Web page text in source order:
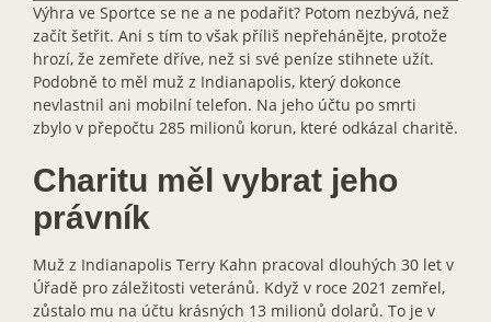
Výhra ve Sportce se ne a ne podařit? Potom nezbývá, než
začít šetřit. Ani s tím to však příliš nepřehánějte, protože
hrozí, že zemřete dříve, než si své peníze stihnete užít.
Podobně to měl muž z Indianapolis, který dokonce
nevlastnil ani mobilní telefon. Na jeho účtu po smrti
zbylo v přepočtu 285 milionů korun, které odkázal charitě.
Charitu měl vybrat jeho
právník
Muž z Indianapolis Terry Kahn pracoval dlouhých 30 let v
Úřadě pro záležitosti veteránů. Když v roce 2021 zemřel,
zůstalo mu na účtu krásných 13 milionů dolarů. To je v